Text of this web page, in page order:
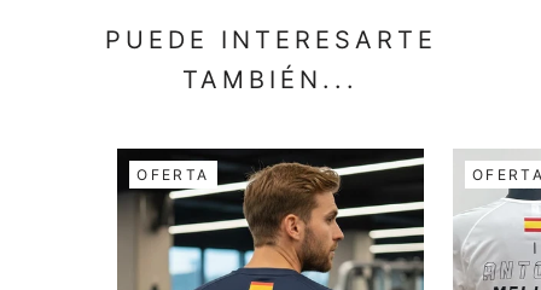
PUEDE INTERESARTE
TAMBIÉN...
OFERTA